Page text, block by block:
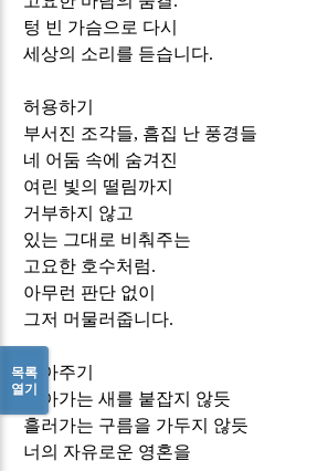
텅 빈 가슴으로 다시
세상의 소리를 듣습니다.
허용하기
부서진 조각들, 흠집 난 풍경들
네 어둠 속에 숨겨진
여린 빛의 떨림까지
거부하지 않고
있는 그대로 비춰주는
고요한 호수처럼.
아무런 판단 없이
그저 머물러줍니다.
놓아주기
날아가는 새를 붙잡지 않듯
흘러가는 구름을 가두지 않듯
너의 자유로운 영혼을
목록
열기